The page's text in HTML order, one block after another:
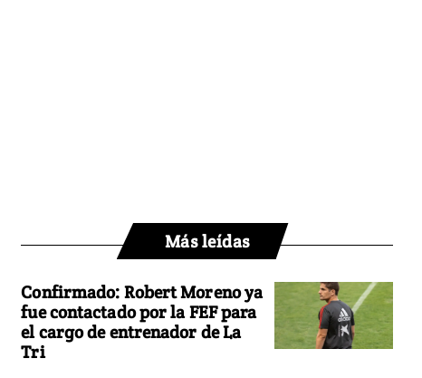
Más leídas
Confirmado: Robert Moreno ya
fue contactado por la FEF para
el cargo de entrenador de La
Tri